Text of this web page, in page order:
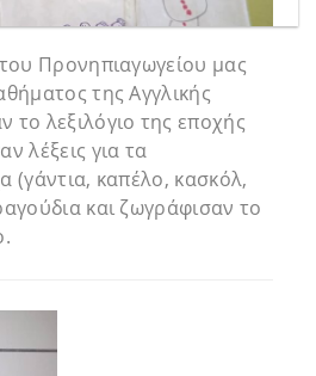
Προνηπιαγωγείου μας
της Αγγλικής
το λεξιλόγιο της εποχής
λέξεις για τα
(γάντια, καπέλο, κασκόλ,
και ζωγράφισαν το